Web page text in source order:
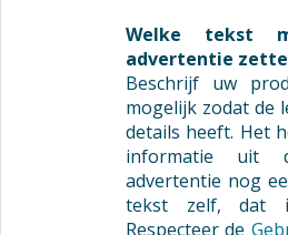
Welke tekst
advertentie
Beschrijf uw
mogelijk zodat de
details heeft. Het
informatie
advertentie nog
tekst zelf, dat
Respecteer de